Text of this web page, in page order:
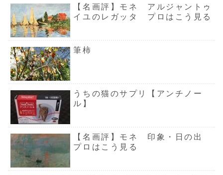
【名画評】モネ アルジャントゥ
イユのレガッタ プロはこう見る
筆柿
うちの猫のサプリ【アンチノー
ル】
【名画評】モネ 印象・日の出
プロはこう見る